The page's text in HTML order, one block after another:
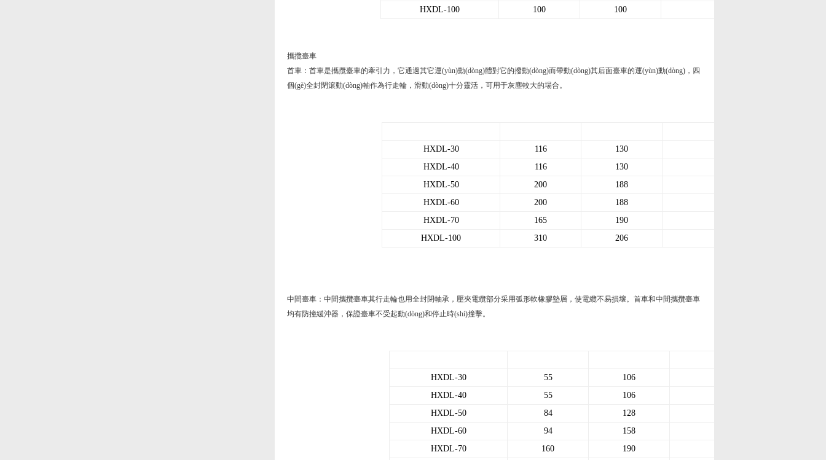
HXDL-100
100 100
攜攬臺車
首車：首車是攜攬臺車的牽引力，它通過其它運(yùn)動(dòng)體對它的撥動(dòng)而帶動(dòng)其后面臺車的運(yùn)動(dòng)，四
個(gè)全封閉滾動(dòng)軸作為行走輪，滑動(dòng)十分靈活，可用于灰塵較大的場合。
HXDL-30 116 130
HXDL-40
116 130
HXDL-50
200 188
HXDL-60
200 188
HXDL-70
165 190
HXDL-100
310 206
中間臺車：中間攜攬臺車其行走輪也用全封閉軸承，壓夾電纜部分采用弧形軟橡膠墊層，使電纜不易損壞。首車和中間攜攬臺車
均有防撞緩沖器，保證臺車不受起動(dòng)和停止時(shí)撞擊。
HXDL-30 55 106
HXDL-40
55 106
HXDL-50
84 128
HXDL-60
94 158
HXDL-70
160 190